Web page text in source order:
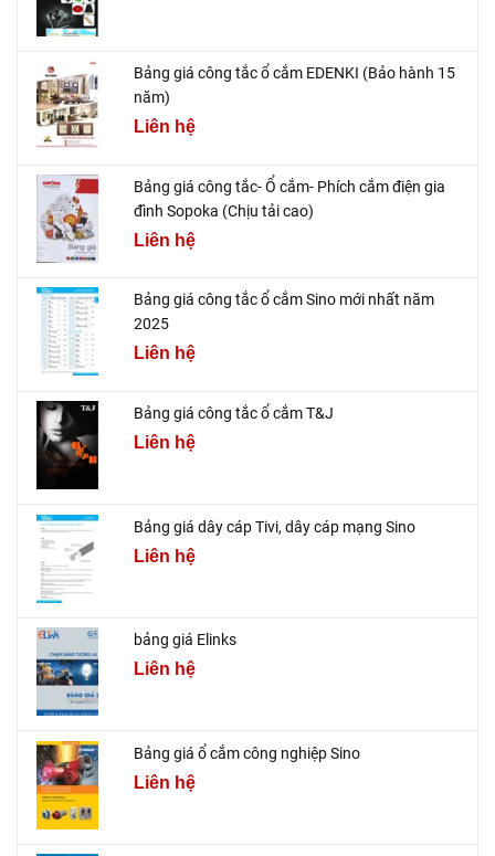
Bảng giá công tắc ổ cắm EDENKI (Bảo hành 15
năm)
Liên hệ
Bảng giá công tắc- Ổ cắm- Phích cắm điện gia
đình Sopoka (Chịu tải cao)
Liên hệ
Bảng giá công tắc ổ cắm Sino mới nhất năm
2025
Liên hệ
Bảng giá công tắc ổ cắm T&J
Liên hệ
Bảng giá dây cáp Tivi, dây cáp mạng Sino
Liên hệ
bảng giá Elinks
Liên hệ
Bảng giá ổ cắm công nghiệp Sino
Liên hệ